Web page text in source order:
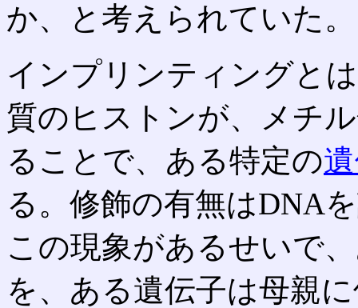
か、と考えられていた。
インプリンティングと
質のヒストンが、メチ
ることで、ある特定の
る。修飾の有無はDNA
この現象があるせいで
を、ある遺伝子は母親